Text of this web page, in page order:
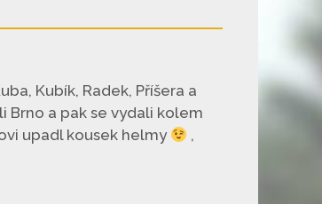
Kubík, Radek, Příšera a
Brno a pak se vydali kolem
upadl kousek helmy
,